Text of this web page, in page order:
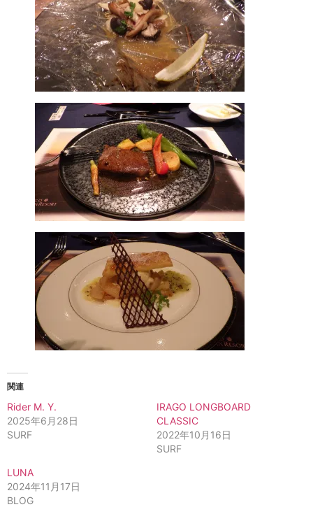
関連
Rider M. Y.
2025年6月28日
SURF
IRAGO LONGBOARD
CLASSIC
2022年10月16日
SURF
LUNA
2024年11月17日
BLOG